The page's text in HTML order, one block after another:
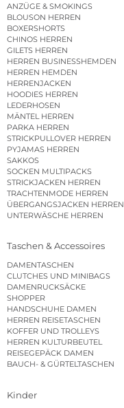
ANZÜGE & SMOKINGS
BLOUSON HERREN
BOXERSHORTS
CHINOS HERREN
GILETS HERREN
HERREN BUSINESSHEMDEN
HERREN HEMDEN
HERRENJACKEN
HOODIES HERREN
LEDERHOSEN
MÄNTEL HERREN
PARKA HERREN
STRICKPULLOVER HERREN
PYJAMAS HERREN
SAKKOS
SOCKEN MULTIPACKS
STRICKJACKEN HERREN
TRACHTENMODE HERREN
ÜBERGANGSJACKEN HERREN
UNTERWÄSCHE HERREN
Taschen & Accessoires
DAMENTASCHEN
CLUTCHES UND MINIBAGS
DAMENRUCKSÄCKE
SHOPPER
HANDSCHUHE DAMEN
HERREN REISETASCHEN
KOFFER UND TROLLEYS
HERREN KULTURBEUTEL
REISEGEPÄCK DAMEN
BAUCH- & GÜRTELTASCHEN
Kinder